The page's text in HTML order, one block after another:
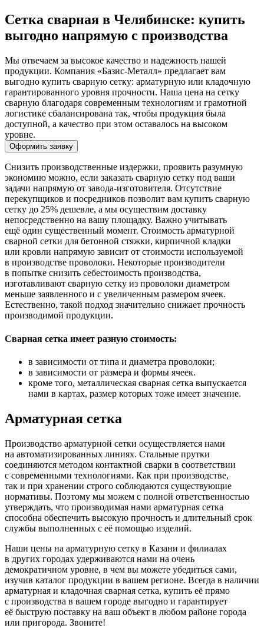
Сетка сварная в Челябинске: купить
выгодно напрямую с производства
Мы отвечаем за высокое качество и надежность нашей
продукции. Компания «Базис-Металл» предлагает вам
выгодно купить сварную сетку: арматурную или кладочную
гарантированного уровня прочности. Наша цена на сетку
сварную благодаря современным технологиям и грамотной
логистике сбалансирована так, чтобы продукция была
доступной, а качество при этом оставалось на высоком
уровне.
Оформить заявку
Снизить производственные издержки, проявить разумную
экономию можно, если заказать сварную сетку под ваши
задачи напрямую от завода-изготовителя. Отсутствие
перекупщиков и посредников позволит вам купить сварную
сетку до 25% дешевле, а мы осуществим доставку
непосредственно на вашу площадку. Важно учитывать
ещё один существенный момент. Стоимость арматурной
сварной сетки для бетонной стяжки, кирпичной кладки
или кровли напрямую зависит от стоимости используемой
в производстве проволоки. Некоторые производители
в попытке снизить себестоимость производства,
изготавливают сварную сетку из проволоки диаметром
меньше заявленного и с увеличенным размером ячеек.
Естественно, такой подход значительно снижает прочность
производимой продукции.
Сварная сетка имеет разную стоимость:
в зависимости от типа и диаметра проволоки;
в зависимости от размера и формы ячеек.
кроме того, металлическая сварная сетка выпускается
нами в картах, размер которых тоже имеет значение.
Арматурная сетка
Производство арматурной сетки осуществляется нами
на автоматизированных линиях. Стальные прутки
соединяются методом контактной сварки в соответствии
с современными технологиями. Как при производстве,
так и при хранении строго соблюдаются существующие
нормативы. Поэтому мы можем с полной ответственностью
утверждать, что производимая нами арматурная сетка
способна обеспечить высокую прочность и длительный срок
службы выполненных с её помощью изделий.
Наши цены на арматурную сетку в Казани и филиалах
в других городах удерживаются нами на очень
демократичном уровне, в чем вы можете убедиться сами,
изучив каталог продукции в вашем регионе. Всегда в наличии
арматурная и кладочная сварная сетка, купить её прямо
с производства в вашем городе выгодно и гарантирует
её быструю поставку на ваш объект в любом районе города
или пригорода. Звоните!